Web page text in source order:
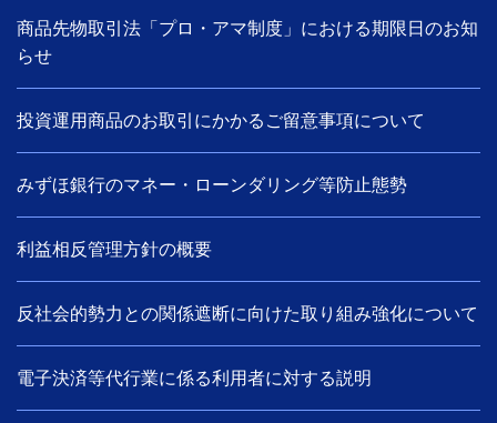
商品先物取引法「プロ・アマ制度」における期限日のお知
らせ
投資運用商品のお取引にかかるご留意事項について
みずほ銀行のマネー・ローンダリング等防止態勢
利益相反管理方針の概要
反社会的勢力との関係遮断に向けた取り組み強化について
電子決済等代行業に係る利用者に対する説明